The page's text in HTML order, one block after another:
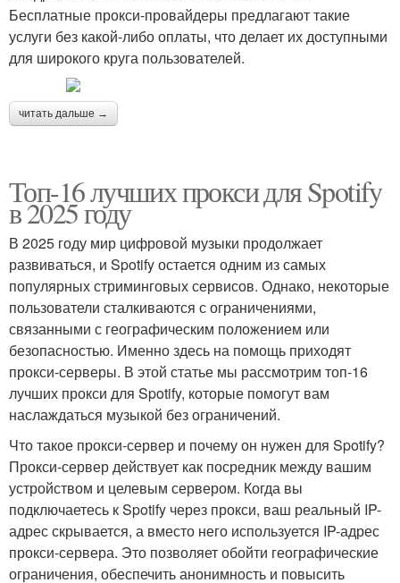
Бесплатные прокси-провайдеры предлагают такие
услуги без какой-либо оплаты, что делает их доступными
для широкого круга пользователей.
читать дальше →
Топ-16 лучших прокси для Spotify
в 2025 году
В 2025 году мир цифровой музыки продолжает
развиваться, и Spotify остается одним из самых
популярных стриминговых сервисов. Однако, некоторые
пользователи сталкиваются с ограничениями,
связанными с географическим положением или
безопасностью. Именно здесь на помощь приходят
прокси-серверы. В этой статье мы рассмотрим топ-16
лучших прокси для Spotify, которые помогут вам
наслаждаться музыкой без ограничений.
Что такое прокси-сервер и почему он нужен для Spotify?
Прокси-сервер действует как посредник между вашим
устройством и целевым сервером. Когда вы
подключаетесь к Spotify через прокси, ваш реальный IP-
адрес скрывается, а вместо него используется IP-адрес
прокси-сервера. Это позволяет обойти географические
ограничения, обеспечить анонимность и повысить